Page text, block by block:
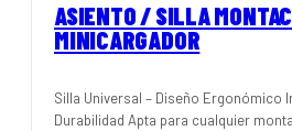
ASIENTO / SILLA
MINICARGADOR
Silla Universal – Diseño Ergonómico
Durabilidad Apta para cualquier